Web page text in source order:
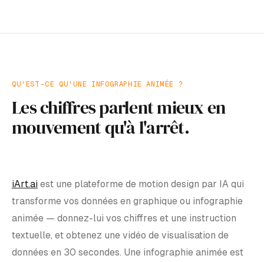
QU'EST-CE QU'UNE INFOGRAPHIE ANIMÉE ?
Les chiffres parlent mieux en
mouvement qu'à l'arrêt.
iArt.ai est une plateforme de motion design par IA qui
transforme vos données en graphique ou infographie
animée — donnez-lui vos chiffres et une instruction
textuelle, et obtenez une vidéo de visualisation de
données en 30 secondes. Une infographie animée est